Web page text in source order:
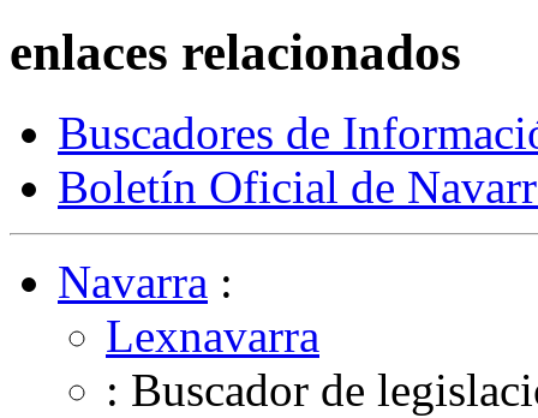
enlaces relacionados
Buscadores de
Boletín Oficial de
Navarra :
Lexnavarra
: Buscador de